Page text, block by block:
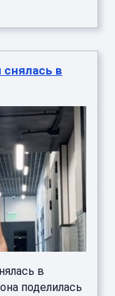
снялась в
в
поделилась